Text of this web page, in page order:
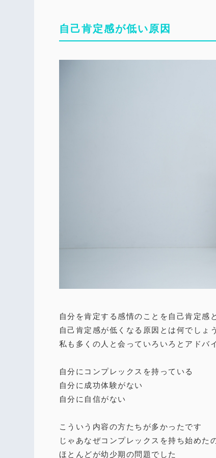
自己肯定感が低い原因
自分を肯定する感情のことを自己肯定感
自己肯定感が低くなる原因とは何でしょ
私も多くの人と会っていろいろとアドバ
自分にコンプレックスを持っている
自分に成功体験がない
自分に自信がない
こういう内容の方たちが多かったです
じゃあなぜコンプレックスを持ち始めた
ほとんどが幼少期の問題でした